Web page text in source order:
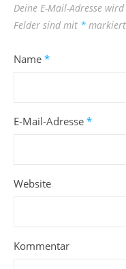
Deine E-Mail-Adresse
Felder sind mit * markiert
Name *
E-Mail-Adresse *
Website
Kommentar